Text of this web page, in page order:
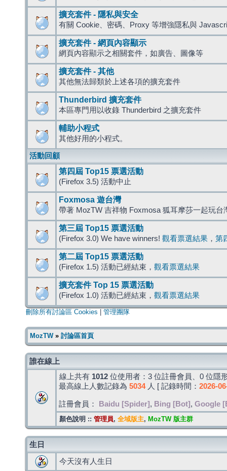
擴充套件 - 隱私與安全
有關 Cookie、密碼、Proxy 等增強隱私與
擴充套件 - 網頁內容顯示
網頁內容顯示之相關套件，如廣告、圖像等
擴充套件 - 其他
其他無法歸類於上述各項的擴充套件
Thunderbird 擴充套件
本區專門用以收錄 Thunderbird 之擴充套件
輔助小程式
其他好用的小程式。
活動回顧
第四屆 Top15 票選活動
(Firefox 3.5) 活動中止
Foxmosa 遊台灣
帶著 MozTW 吉祥物 Foxmosa 狐耳摩莎一起玩台
第三屆 Top15 票選活動
(Firefox 3.0) We have winners! 觀看票選結果 ， 第
第二屆 Top15 票選活動
(Firefox 1.5) 活動已經結束， 觀看票選結果
擴充套件 Top 15 票選活動
(Firefox 1.0) 活動已經結束， 觀看票選結果
刪除所有討論區 Cookies 管理團隊
MozTW» 討論區首頁
誰在線上
線上共有 1012 位使用者：3 位註冊會員、0 位隱
最高線上人數記錄為 5034人 [ 記錄時間： 2026-
註冊會員： Baidu [Spider] , Bing [Bot] , Google
顏色說明 :: 管理員, 全域版主, MozTW 版主群
生日
今天沒有人生日